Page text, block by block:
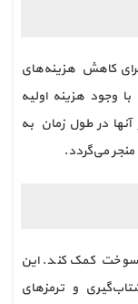
کاهش هزینه‌های
هزینه اولیه
آنها در طول زمان به
می‌گردد.
سوخت کمک کند. این
و ترمزهای